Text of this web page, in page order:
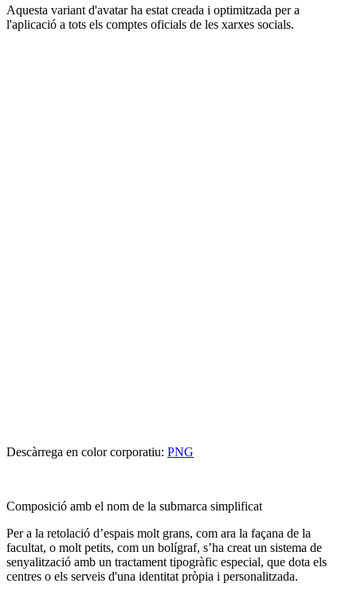
Aquesta variant d'avatar ha estat creada i optimitzada per a
l'aplicació a tots els comptes oficials de les xarxes socials.
Descàrrega en color corporatiu: PNG
Composició amb el nom de la submarca simplificat
Per a la retolació d’espais molt grans, com ara la façana de la
facultat, o molt petits, com un bolígraf, s’ha creat un sistema de
senyalització amb un tractament tipogràfic especial, que dota els
centres o els serveis d'una identitat pròpia i personalitzada.